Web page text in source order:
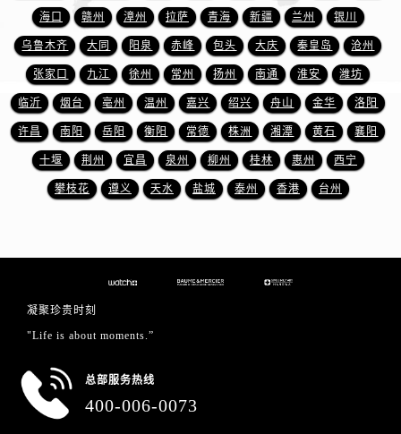
福建省漳州市龙文区步港路名士售后服务中心（需提前预约）
江苏省常州市新北区龙锦路1590号现代传媒中心5号楼10层1008室名士售后服务中心（需提前预约）
江苏省淮安市清江浦区淮海北路名士售后服务中心（需提前预约）
江苏省连云港市海州区通灌北路名士售后服务中心（需提前预约）
江苏省南京市秦淮区中山南路1号南京中心22层22-C1-C3室名士售后服务中心（需提前预约）
江苏省宿迁市宿城区西湖路名士售后服务中心（需提前预约）
江苏省泰州市海陵区永定东路399号置地商务中心东塔（华润万象城）17层1706室名士售后服务中心（需提前预约）
海口 赣州 漳州 拉萨 青海 新疆 兰州 银川
乌鲁木齐 大同 阳泉 赤峰 包头 大庆 秦皇岛 沧州
张家口 九江 徐州 常州 扬州 南通 淮安 潍坊
临沂 烟台 亳州 温州 嘉兴 绍兴 舟山 金华 洛阳
许昌 南阳 岳阳 衡阳 常德 株洲 湘潭 黄石 襄阳
十堰 荆州 宜昌 泉州 柳州 桂林 惠州 西宁
攀枝花 遵义 天水 盐城 泰州 香港 台州
凝聚珍贵时刻
"Life is about moments.”
总部服务热线
400-006-0073